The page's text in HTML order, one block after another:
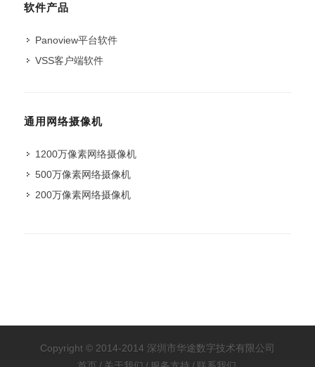
软件产品
Panoview平台软件
VSS客户端软件
通用网络摄像机
1200万像素网络摄像机
500万像素网络摄像机
200万像素网络摄像机
Copyright © 2014-2014 深圳市华途数字技术有限公司